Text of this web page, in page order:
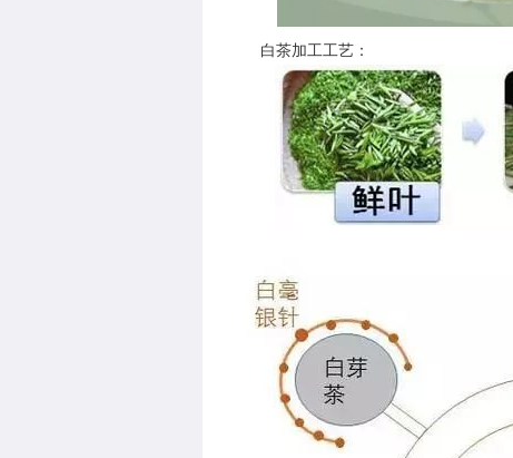
白茶加工工艺：